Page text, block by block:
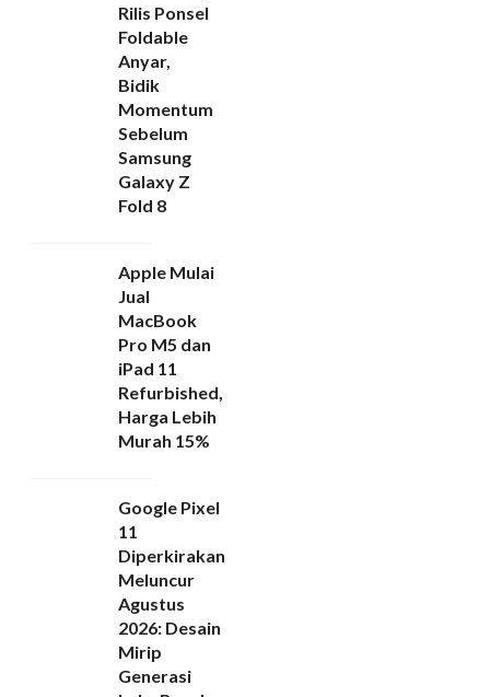
Rilis Ponsel
Foldable
Anyar,
Bidik
Momentum
Sebelum
Samsung
Galaxy Z
Fold 8
Apple Mulai
Jual
MacBook
Pro M5 dan
iPad 11
Refurbished,
Harga Lebih
Murah 15%
Google Pixel
11
Diperkirakan
Meluncur
Agustus
2026: Desain
Mirip
Generasi